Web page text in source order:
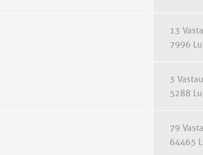
13
7996
3
5288
79
64465